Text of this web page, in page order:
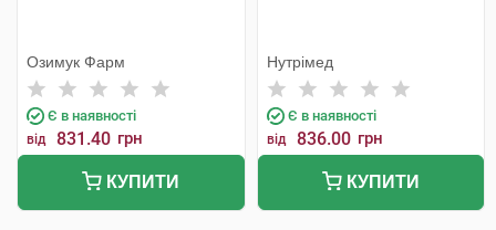
Озимук Фарм
Є в наявності
від 831.40 грн
КУПИТИ
Нутрімед
Є в наявності
від 836.00 грн
КУПИТИ